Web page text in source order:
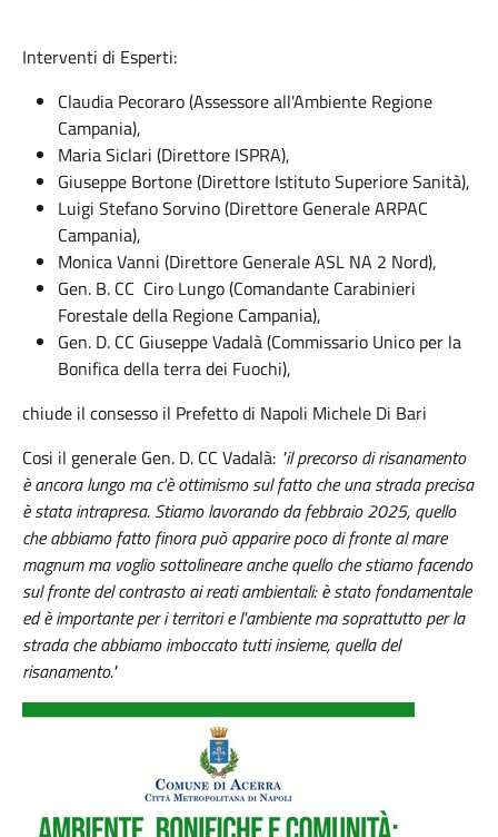
Interventi di Esperti:
Claudia Pecoraro (Assessore all'Ambiente Regione
Campania),
Maria Siclari (Direttore ISPRA),
Giuseppe Bortone (Direttore Istituto Superiore Sanità),
Luigi Stefano Sorvino (Direttore Generale ARPAC
Campania),
Monica Vanni (Direttore Generale ASL NA 2 Nord),
Gen. B. CC Ciro Lungo (Comandante Carabinieri
Forestale della Regione Campania),
Gen. D. CC Giuseppe Vadalà (Commissario Unico per la
Bonifica della terra dei Fuochi),
chiude il consesso il Prefetto di Napoli Michele Di Bari
Cosi il generale Gen. D. CC Vadalà: "il precorso di risanamento
è ancora lungo ma c'è ottimismo sul fatto che una strada precisa
è stata intrapresa. Stiamo lavorando da febbraio 2025, quello
che abbiamo fatto finora può apparire poco di fronte al mare
magnum ma voglio sottolineare anche quello che stiamo facendo
sul fronte del contrasto ai reati ambientali: è stato fondamentale
ed è importante per i territori e l'ambiente ma soprattutto per la
strada che abbiamo imboccato tutti insieme, quella del
risanamento."